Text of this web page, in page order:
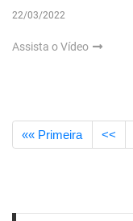
22/03/2022
Assista o Vídeo
«« Primeira <<